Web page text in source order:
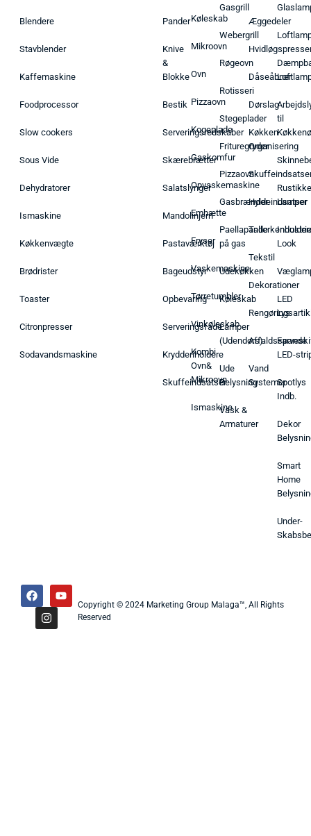
Blendere
Stavblender
Kaffemaskine
Foodprocessor
Slow cookers
Sous Vide
Dehydratorer
Ismaskine
Køkkenvægte
Brødrister
Toaster
Citronpresser
Sodavandsmaskine
Pander
Knive
&
Blokke
Bestik
Serveringsredskaber
Skærebrætter
Salatslynger
Mandolinjern
Pastaværktøj
Bageudstyr
Opbevaring
Serveringsfade
Krydderiholdere
Skuffeindsatser
Køleskab
Mikroovn
Ovn
Pizzaovn
Kogeplade
Gaskomfur
Opvaskemaskine
Emhætte
Fryser
Vaskemaskine
Tørretumbler
Vinkøleskab
Kombi
Ovn&
Mikroovn
Ismaskine
Gasgrill
Webergrill
Røgeovn
Rotisseri
Stegeplader
Frituregryder
Pizzaovn
Gasbrænder
Paellapande
på gas
Udekøkken
Køleskab
Lamper
(Udendørs)
Ude
Belysning
Vask &
Armaturer
Æggedeler
Dåseåbner
Dørslag
Køkken
Organisering
Hyldeindsatser
Tekstil
Dekorationer
Affaldsspande
Vand
Systemer
til
Rustikke
Lamper
Look
LED
Lys
LED-
Spotlys
Indb.
Dekor
Smart
Home
Under-
Copyright © 2024 Marketing Group Malaga™, All Rights
Reserved